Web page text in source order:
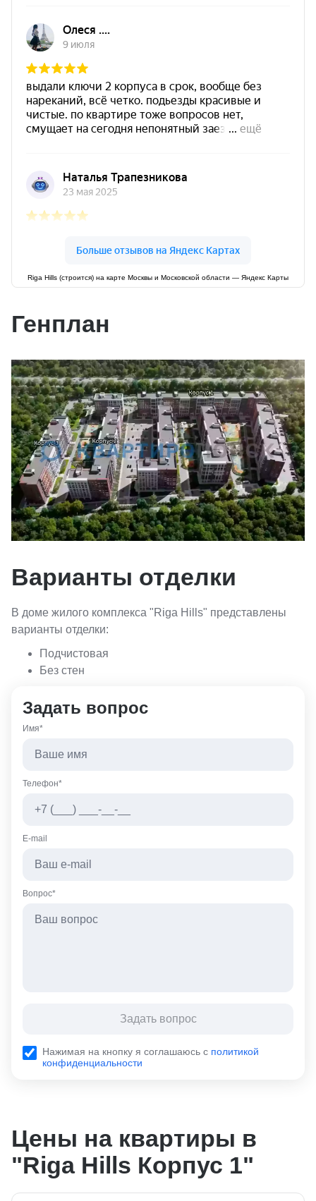
Riga Hills (строится) на карте Москвы и Московской области — Яндекс Карты
Генплан
Варианты отделки
В доме жилого комплекса "Riga Hills" представлены
варианты отделки:
Подчистовая
Без стен
Задать вопрос
Имя*
Телефон*
E-mail
Вопрос*
Задать вопрос
Нажимая на кнопку я соглашаюсь с политикой
конфиденциальности
Цены на квартиры в
"Riga Hills Корпус 1"